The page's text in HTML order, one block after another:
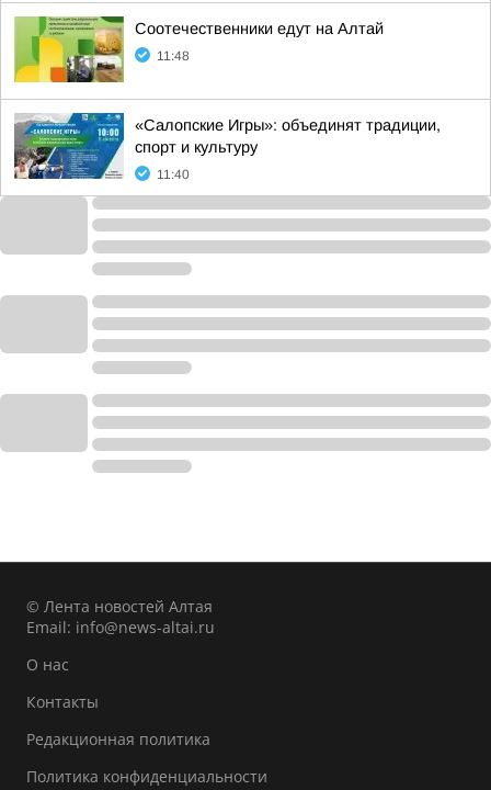
Соотечественники едут на Алтай
11:48
«Салопские Игры»: объединят традиции,
спорт и культуру
11:40
© Лента новостей Алтая
Email: info@news-altai.ru
О нас
Контакты
Редакционная политика
Политика конфиденциальности